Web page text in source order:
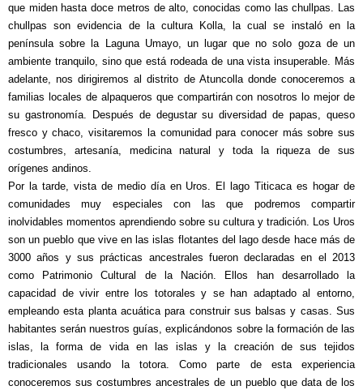
que miden hasta doce metros de alto, conocidas como las chullpas. Las
chullpas son evidencia de la cultura Kolla, la cual se instaló en la
península sobre la Laguna Umayo, un lugar que no solo goza de un
ambiente tranquilo, sino que está rodeada de una vista insuperable. Más
adelante, nos dirigiremos al distrito de Atuncolla donde conoceremos a
familias locales de alpaqueros que compartirán con nosotros lo mejor de
su gastronomía. Después de degustar su diversidad de papas, queso
fresco y chaco, visitaremos la comunidad para conocer más sobre sus
costumbres, artesanía, medicina natural y toda la riqueza de sus
orígenes andinos.
Por la tarde, vista de medio día en Uros. El lago Titicaca es hogar de
comunidades muy especiales con las que podremos compartir
inolvidables momentos aprendiendo sobre su cultura y tradición. Los Uros
son un pueblo que vive en las islas flotantes del lago desde hace más de
3000 años y sus prácticas ancestrales fueron declaradas en el 2013
como Patrimonio Cultural de la Nación. Ellos han desarrollado la
capacidad de vivir entre los totorales y se han adaptado al entorno,
empleando esta planta acuática para construir sus balsas y casas. Sus
habitantes serán nuestros guías, explicándonos sobre la formación de las
islas, la forma de vida en las islas y la creación de sus tejidos
tradicionales usando la totora. Como parte de esta experiencia
conoceremos sus costumbres ancestrales de un pueblo que data de los